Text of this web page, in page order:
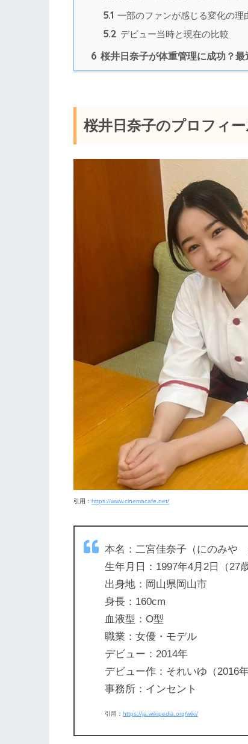
5.1 一部のファンが感じる変化の理
5.2 デビュー当時と現在の比較
6 桜井日奈子が体重管理に成功？
桜井日奈子のプロフィ
引用： https://www.cinemacafe.net/
本名：二宮佳奈子（にのみや
生年月日：1997年4月2日（27歳
出身地：岡山県岡山市
身長：160cm
血液型：O型
職業：女優・モデル
デビュー：2014年
デビュー作：それいゆ（2016
事務所：インセント
引用： https://ja.wikipedia.org/wiki/